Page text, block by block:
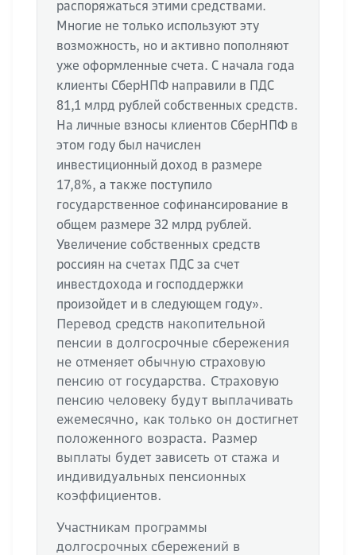
распоряжаться этими средствами.
Многие не только используют эту
возможность, но и активно пополняют
уже оформленные счета. С начала года
клиенты СберНПФ направили в ПДС
81,1 млрд рублей собственных средств.
На личные взносы клиентов СберНПФ в
этом году был начислен
инвестиционный доход в размере
17,8%, а также поступило
государственное софинансирование в
общем размере 32 млрд рублей.
Увеличение собственных средств
россиян на счетах ПДС за счет
инвестдохода и господдержки
произойдет и в следующем году».
Перевод средств накопительной
пенсии в долгосрочные сбережения
не отменяет обычную страховую
пенсию от государства. Страховую
пенсию человеку будут выплачивать
ежемесячно, как только он достигнет
положенного возраста. Размер
выплаты будет зависеть от стажа и
индивидуальных пенсионных
коэффициентов.
Участникам программы
долгосрочных сбережений в